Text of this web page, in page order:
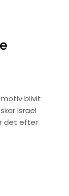
blivit
Israel
det efter